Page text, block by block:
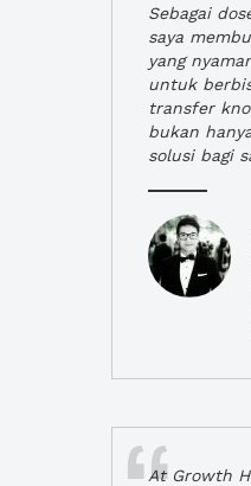
Sebagai
saya
yang
untuk
transfer
bukan
solusi bagi
At Growth